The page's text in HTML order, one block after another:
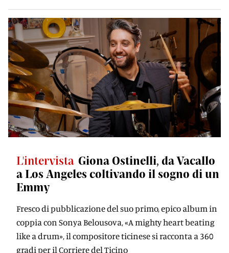
L'intervista Giona Ostinelli, da Vacallo
a Los Angeles coltivando il sogno di un
Emmy
Fresco di pubblicazione del suo primo, epico album in
coppia con Sonya Belousova, «A mighty heart beating
like a drum», il compositore ticinese si racconta a 360
gradi per il Corriere del Ticino